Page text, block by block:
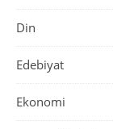
Din
Edebiyat
Ekonomi